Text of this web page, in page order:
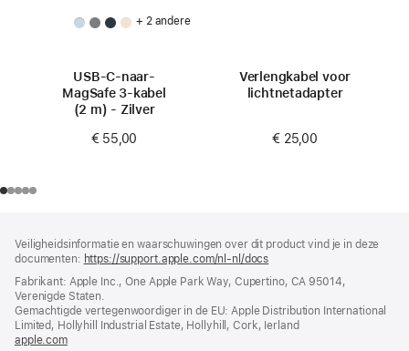
+ 2 andere
USB‑C-naar-
MagSafe 3-kabel
(2 m) - Zilver
€ 55,00
Verlengkabel voor
lichtnetadapter
€ 25,00
Veiligheidsinformatie en waarschuwingen over dit product vind je in deze
documenten: https://support.apple.com/nl-nl/docs
in
nieuw
venster
geopend)
Fabrikant: Apple Inc., One Apple Park Way, Cupertino, CA 95014,
Verenigde Staten.
Gemachtigde vertegenwoordiger in de EU: Apple Distribution International
Limited, Hollyhill Industrial Estate, Hollyhill, Cork, Ierland
apple.com(wordt